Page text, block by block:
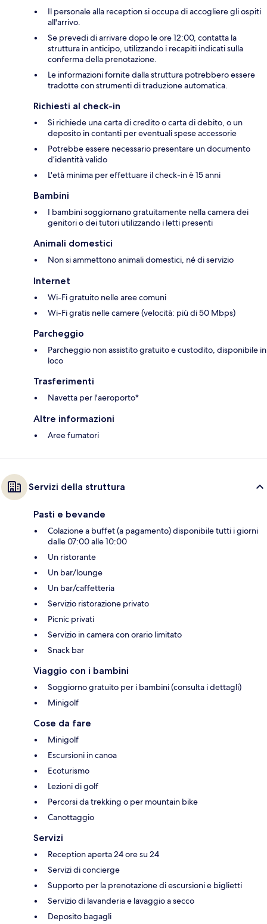
Il personale alla reception si occupa di accogliere gli ospiti
all'arrivo.
Se prevedi di arrivare dopo le ore 12:00, contatta la
struttura in anticipo, utilizzando i recapiti indicati sulla
conferma della prenotazione.
Le informazioni fornite dalla struttura potrebbero essere
tradotte con strumenti di traduzione automatica.
Richiesti al check-in
Si richiede una carta di credito o carta di debito, o un
deposito in contanti per eventuali spese accessorie
Potrebbe essere necessario presentare un documento
d’identità valido
L'età minima per effettuare il check-in è 15 anni
Bambini
I bambini soggiornano gratuitamente nella camera dei
genitori o dei tutori utilizzando i letti presenti
Animali domestici
Non si ammettono animali domestici, né di servizio
Internet
Wi-Fi gratuito nelle aree comuni
Wi-Fi gratis nelle camere (velocità: più di 50 Mbps)
Parcheggio
Parcheggio non assistito gratuito e custodito, disponibile in
loco
Trasferimenti
Navetta per l'aeroporto*
Altre informazioni
Aree fumatori
Servizi della struttura
Pasti e bevande
Colazione a buffet (a pagamento) disponibile tutti i giorni
dalle 07:00 alle 10:00
Un ristorante
Un bar/lounge
Un bar/caffetteria
Servizio ristorazione privato
Picnic privati
Servizio in camera con orario limitato
Snack bar
Viaggio con i bambini
Soggiorno gratuito per i bambini (consulta i dettagli)
Minigolf
Cose da fare
Minigolf
Escursioni in canoa
Ecoturismo
Lezioni di golf
Percorsi da trekking o per mountain bike
Canottaggio
Servizi
Reception aperta 24 ore su 24
Servizi di concierge
Supporto per la prenotazione di escursioni e biglietti
Servizio di lavanderia e lavaggio a secco
Deposito bagagli